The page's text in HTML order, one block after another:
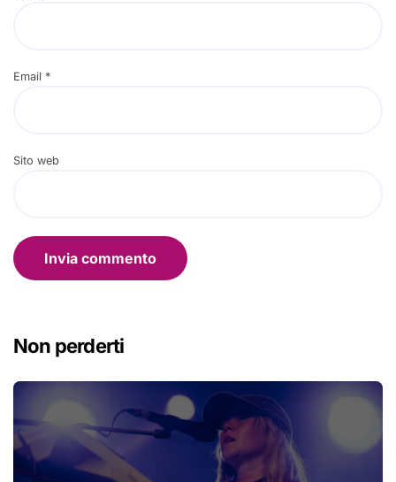
Email *
Sito web
Non perderti